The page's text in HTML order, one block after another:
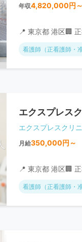
年収4,820,000円～
📍 東京都 港区🏢
看護師（正看護師・
エクスプレス
エクスプレスクリ
月給350,000円～
📍 東京都 港区🏢
看護師（正看護師・